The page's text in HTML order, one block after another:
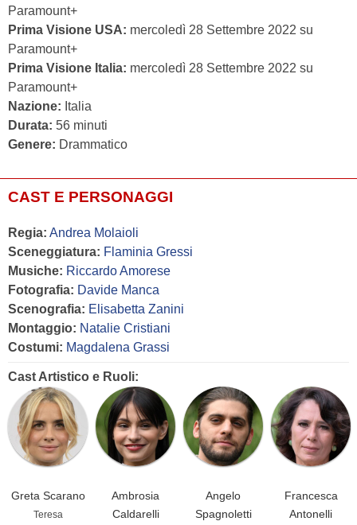
Paramount+
Prima Visione USA: mercoledì 28 Settembre 2022 su
Paramount+
Prima Visione Italia: mercoledì 28 Settembre 2022 su
Paramount+
Nazione: Italia
Durata: 56 minuti
Genere: Drammatico
CAST E PERSONAGGI
Regia: Andrea Molaioli
Sceneggiatura: Flaminia Gressi
Musiche: Riccardo Amorese
Fotografia: Davide Manca
Scenografia: Elisabetta Zanini
Montaggio: Natalie Cristiani
Costumi: Magdalena Grassi
Cast Artistico e Ruoli:
Greta Scarano
Teresa
Ambrosia
Caldarelli
Angelo
Spagnoletti
Francesca
Antonelli